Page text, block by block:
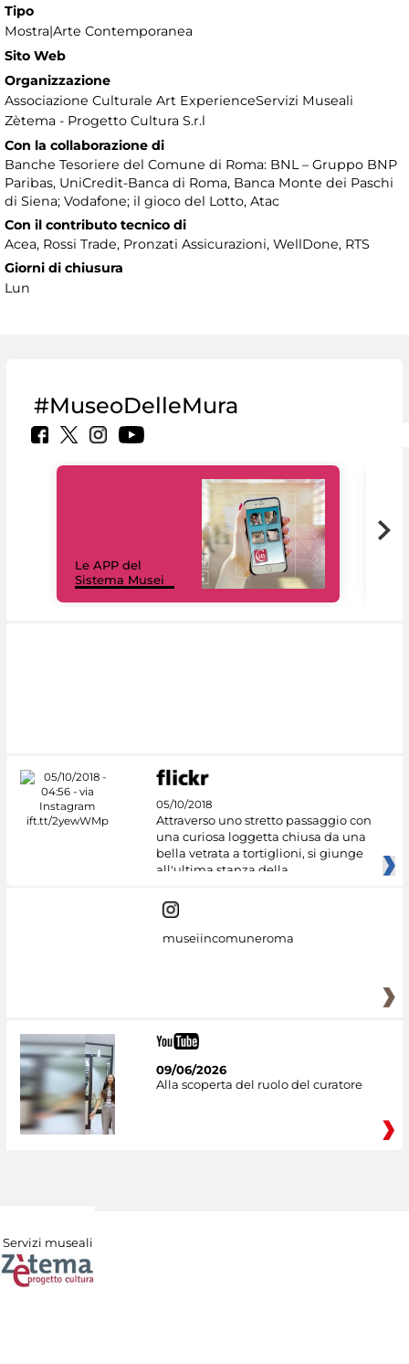
Tipo
Mostra|Arte Contemporanea
Sito Web
Organizzazione
Associazione Culturale Art ExperienceServizi Museali
Zètema - Progetto Cultura S.r.l
Con la collaborazione di
Banche Tesoriere del Comune di Roma: BNL – Gruppo BNP
Paribas, UniCredit-Banca di Roma, Banca Monte dei Paschi
di Siena; Vodafone; il gioco del Lotto, Atac
Con il contributo tecnico di
Acea, Rossi Trade, Pronzati Assicurazioni, WellDone, RTS
Giorni di chiusura
Lun
#MuseoDelleMura
Le APP del
Sistema Musei
05/10/2018
Attraverso uno stretto passaggio con
una curiosa loggetta chiusa da una
bella vetrata a tortiglioni, si giunge
all'ultima stanza della
museiincomuneroma
09/06/2026
Alla scoperta del ruolo del curatore
Servizi museali